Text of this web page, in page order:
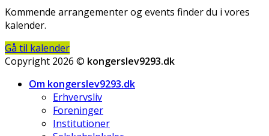
Kommende arrangementer og events finder du i vores
kalender.
Gå til kalender
Copyright 2026 © kongerslev9293.dk
Om kongerslev9293.dk
Erhvervsliv
Foreninger
Institutioner